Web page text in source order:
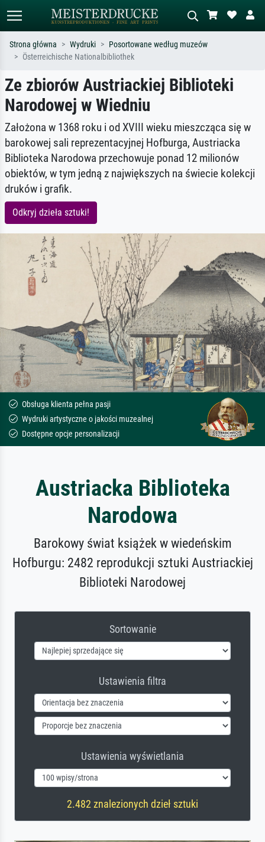
Szukaj wg artysty, tytułu lub stylu – np.
Monet, Gwiaździsta noc,
impresjonizm, fala Hokusaia, akt.
Opisz scenę – np. zielona łąka,
abstrakcja z czerwienią, ciemny olej,
Strona główna Wydruki
Posortowane według muzeów
Österreichische Nationalbibliothek
Ze zbiorów Austriackiej Biblioteki
Narodowej w Wiedniu
Założona w 1368 roku i od XVIII wieku mieszcząca się w
barokowej sali reprezentacyjnej Hofburga, Austriacka
Biblioteka Narodowa przechowuje ponad 12 milionów
obiektów, w tym jedną z największych na świecie kolekcji
druków i grafik.
Odkryj dzieła sztuki!
Obsługa klienta pełna pasji
Wydruki artystyczne o jakości muzealnej
Dostępne opcje personalizacji
Austriacka Biblioteka
Narodowa
Barokowy świat książek w wiedeńskim
Hofburgu: 2482 reprodukcji sztuki Austriackiej
Biblioteki Narodowej
Sortowanie
Ustawienia filtra
Ustawienia wyświetlania
2.482 znalezionych dzieł sztuki